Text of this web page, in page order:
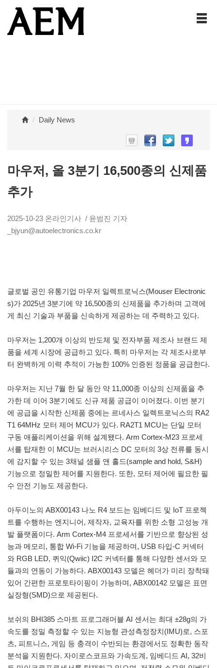
Daily News
마우저, 올 3분기 16,500종의 신제품
추가
2025-10-23 온라인기사 / 윤범진 기자
_bjyun@autoelectronics.co.kr
글로벌 공인 유통기업 마우저 일렉트로닉스(Mouser Electronic
s)가 2025년 3분기에 약 16,500종의 신제품을 추가하며 고객에
게 최신 기술과 부품을 신속하게 제공하는 데 주력하고 있다.
마우저는 1,200개 이상의 반도체 및 전자부품 제조사 브랜드 제
품을 세계 시장에 공급하고 있다. 특히 마우저는 각 제조사로부
터 완벽하게 이력 추적이 가능한 100% 인증된 정품을 공급한다.
마우저는 지난 7월 한 달 동안 약 11,000종 이상의 신제품을 추
가한 데 이어 3분기에도 신규 제품 공급이 이어졌다. 이번 분기
에 공급을 시작한 신제품 중에는 르네사스 일렉트로닉스의 RA2
T1 64MHz 모터 제어 MCU가 있다. RA2T1 MCU는 단일 모터
구동 애플리케이션을 위해 설계됐다. Arm Cortex-M23 프로세
서를 탑재한 이 MCU는 브러시리스 DC 모터의 3상 전류를 동시
에 감지할 수 있는 3채널 샘플 앤 홀드(sample and hold, S&H)
기능으로 정밀한 제어를 지원한다. 또한, 모터 제어에 필요한 필
수 안전 기능도 제공한다.
아두이노의 ABX00143 나노 R4 보드는 임베디드 및 IoT 프로젝
트를 수행하는 엔지니어, 제작자, 교육자를 위한 소형 고성능 개
발 플랫폼이다. Arm Cortex-M4 프로세서를 기반으로 향상된 성
능과 메모리, 통합 Wi-Fi 기능을 제공하며, USB 타입-C 커넥터
와 RGB LED, 퀴익(Qwiic) I2C 커넥터를 통해 다양한 센서와 모
듈과의 연동이 가능하다. ABX00143 모델은 헤더가 미리 장착돼
있어 간편한 프로토타이핑이 가능하며, ABX00142 모델은 표면
실장형(SMD)으로 제공된다.
보쉬의 BHI385 스마트 프로그래머블 AI 센서는 최대 ±28g의 가
속도를 정밀 측정할 수 있는 지능형 관성측정장치(IMU)로, 스포
츠, 피트니스, 게임 등 충격이 수반되는 환경에서도 정확한 동작
분석을 지원한다. 자이로스코프와 가속도계, 임베디드 AI, 32비